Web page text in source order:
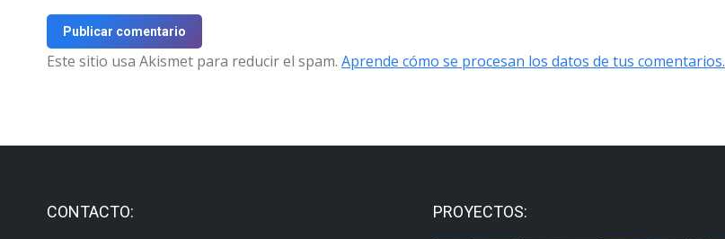
Publicar comentario
Este sitio usa Akismet para reducir el spam. Aprende cómo se procesan los datos de tus comentarios.
CONTACTO: PROYECTOS: